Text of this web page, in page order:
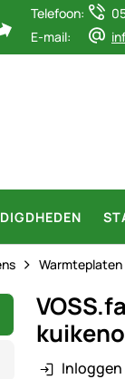
Telefoon:
E-mail:
Warmteplaten